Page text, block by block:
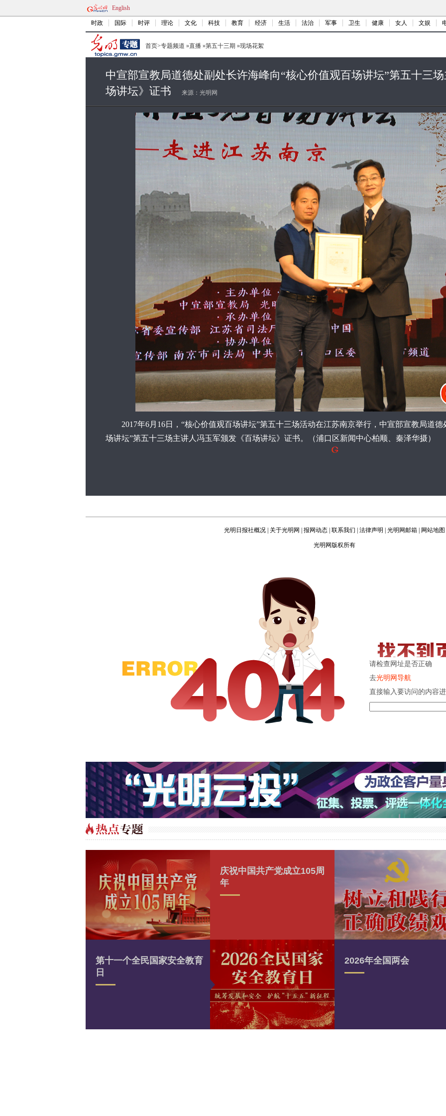
English
时政 国际 时评 理论 文化 科技 教育 经济 生活 法治 军事 卫生 健康 女人 文娱
首页>专题频道 »直播 »第五十三期 »现场花絮
中宣部宣教局道德处副处长许海峰向“核心价值观百场讲坛”第五十三
场讲坛》证书
来源： 光明网
2017年6月16日，“核心价值观百场讲坛”第五十三场活动在江苏南京举行，中宣部宣教局道德
场讲坛”第五十三场主讲人冯玉军颁发《百场讲坛》证书。（浦口区新闻中心柏顺、秦泽华摄）
光明日报社概况 关于光明网 报网动态 联系我们 法律声明 光明网邮箱 网站地图
光明网版权所有
请检查网址是否正确
去光明网导航
直接输入要访问的内容